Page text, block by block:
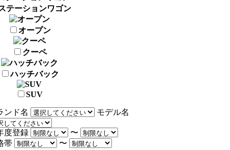
テーションワゴン
オープン
クーペ
ハッチバック
SUV
ンド名 モデル名
度登録
〜
帯
〜